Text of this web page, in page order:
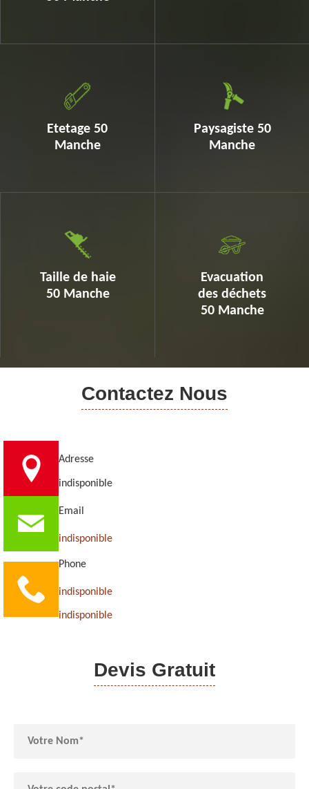
Etetage 50
Manche
Paysagiste 50
Manche
Taille de haie
50 Manche
Evacuation
des déchets
50 Manche
Contactez Nous
Adresse
indisponible
Email
indisponible
Phone
indisponible
indisponible
Devis Gratuit